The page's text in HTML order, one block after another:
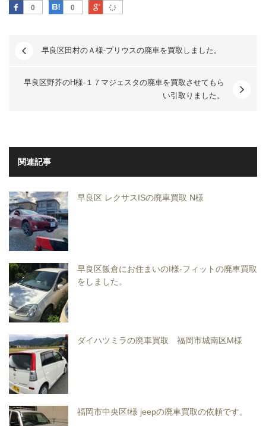
0
Facebook 0
はてなブックマーク
Google Plus
早良区田村のＡ様-プリウスの廃車を買取しました。
早良区野芥のH様-１７マジェスタの廃車を買取させてもら
い引取りました。
関連記事
早良区 レクサスISの廃車買取 N様
早良区飯倉にお住まいのI様-フィットの廃車買取
をしました。
ダイハツミラの廃車買取 福岡市城南区M様
福岡市中央区f様 jeepの廃車買取の依頼です。